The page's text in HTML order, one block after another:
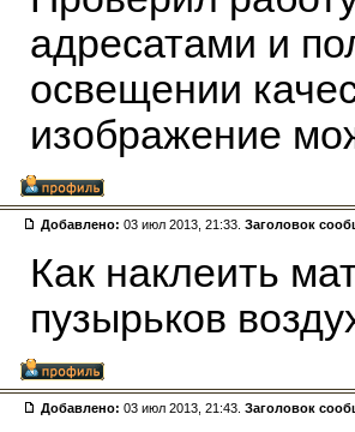
адресатами и
освещении
изображение
Добавлено: 03 июл 2013, 21:33. Заголовок
Как наклеить
пузырьков
Добавлено: 03 июл 2013, 21:43. Заголовок